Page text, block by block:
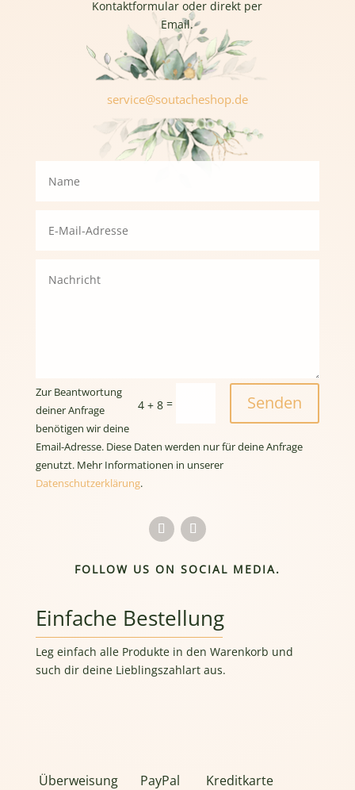
Kontaktformular oder direkt per
Email.
service@soutacheshop.de
4 + 8 = Senden
Zur Beantwortung
deiner Anfrage
benötigen wir deine
Email-Adresse. Diese Daten werden nur für deine Anfrage
genutzt. Mehr Informationen in unserer
Datenschutzerklärung.
FOLLOW US ON SOCIAL MEDIA.
Einfache Bestellung
Leg einfach alle Produkte in den Warenkorb und
such dir deine Lieblingszahlart aus.
Überweisung PayPal Kreditkarte